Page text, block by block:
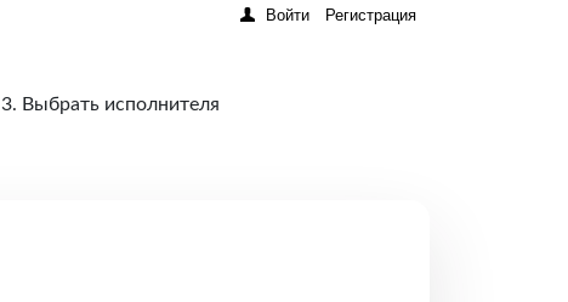
Войти Регистрация
3. Выбрать исполнителя